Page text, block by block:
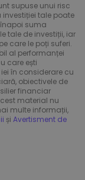
supuse unui risc
tale poate
suma
tale de investiții, iar
care le poți suferi.
al performanței
care ești
în considerare cu
obiectivele de
financiar
material nu
multe informații,
și Avertisment de